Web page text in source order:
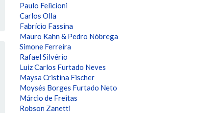
Paulo Felicioni
Carlos Olla
Fabrício Fassina
Mauro Kahn & Pedro Nóbrega
Simone Ferreira
Rafael Silvério
Luiz Carlos Furtado Neves
Maysa Cristina Fischer
Moysés Borges Furtado Neto
Márcio de Freitas
Robson Zanetti